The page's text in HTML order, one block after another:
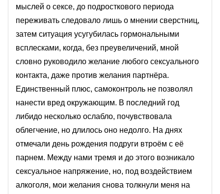
мыслей о сексе, до подросткового периода
переживать следовало лишь о мнении сверстниц,
затем ситуация усугубилась гормональными
всплесками, когда, без преувеличений, мной
словно руководило желание любого сексуального
контакта, даже против желания партнёра.
Единственный плюс, самоконтроль не позволял
нанести вред окружающим. В последний год
либидо несколько ослабло, почувствовала
облегчение, но длилось оно недолго. На днях
отмечали день рождения подруги втроём с её
парнем. Между нами тремя и до этого возникало
сексуальное напряжение, но, под воздействием
алкоголя, мои желания снова толкнули меня на